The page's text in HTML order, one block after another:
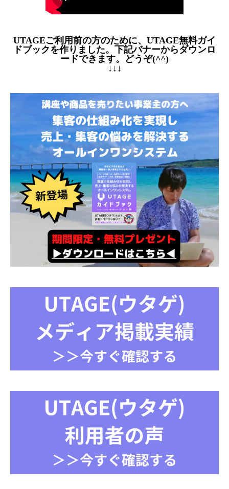
UTAGEご利用前の方のために、UTAGE無料ガイ
ドブックを作りました。下記バナーからダウンロ
ードできます。どうぞ(^^)
↓↓↓